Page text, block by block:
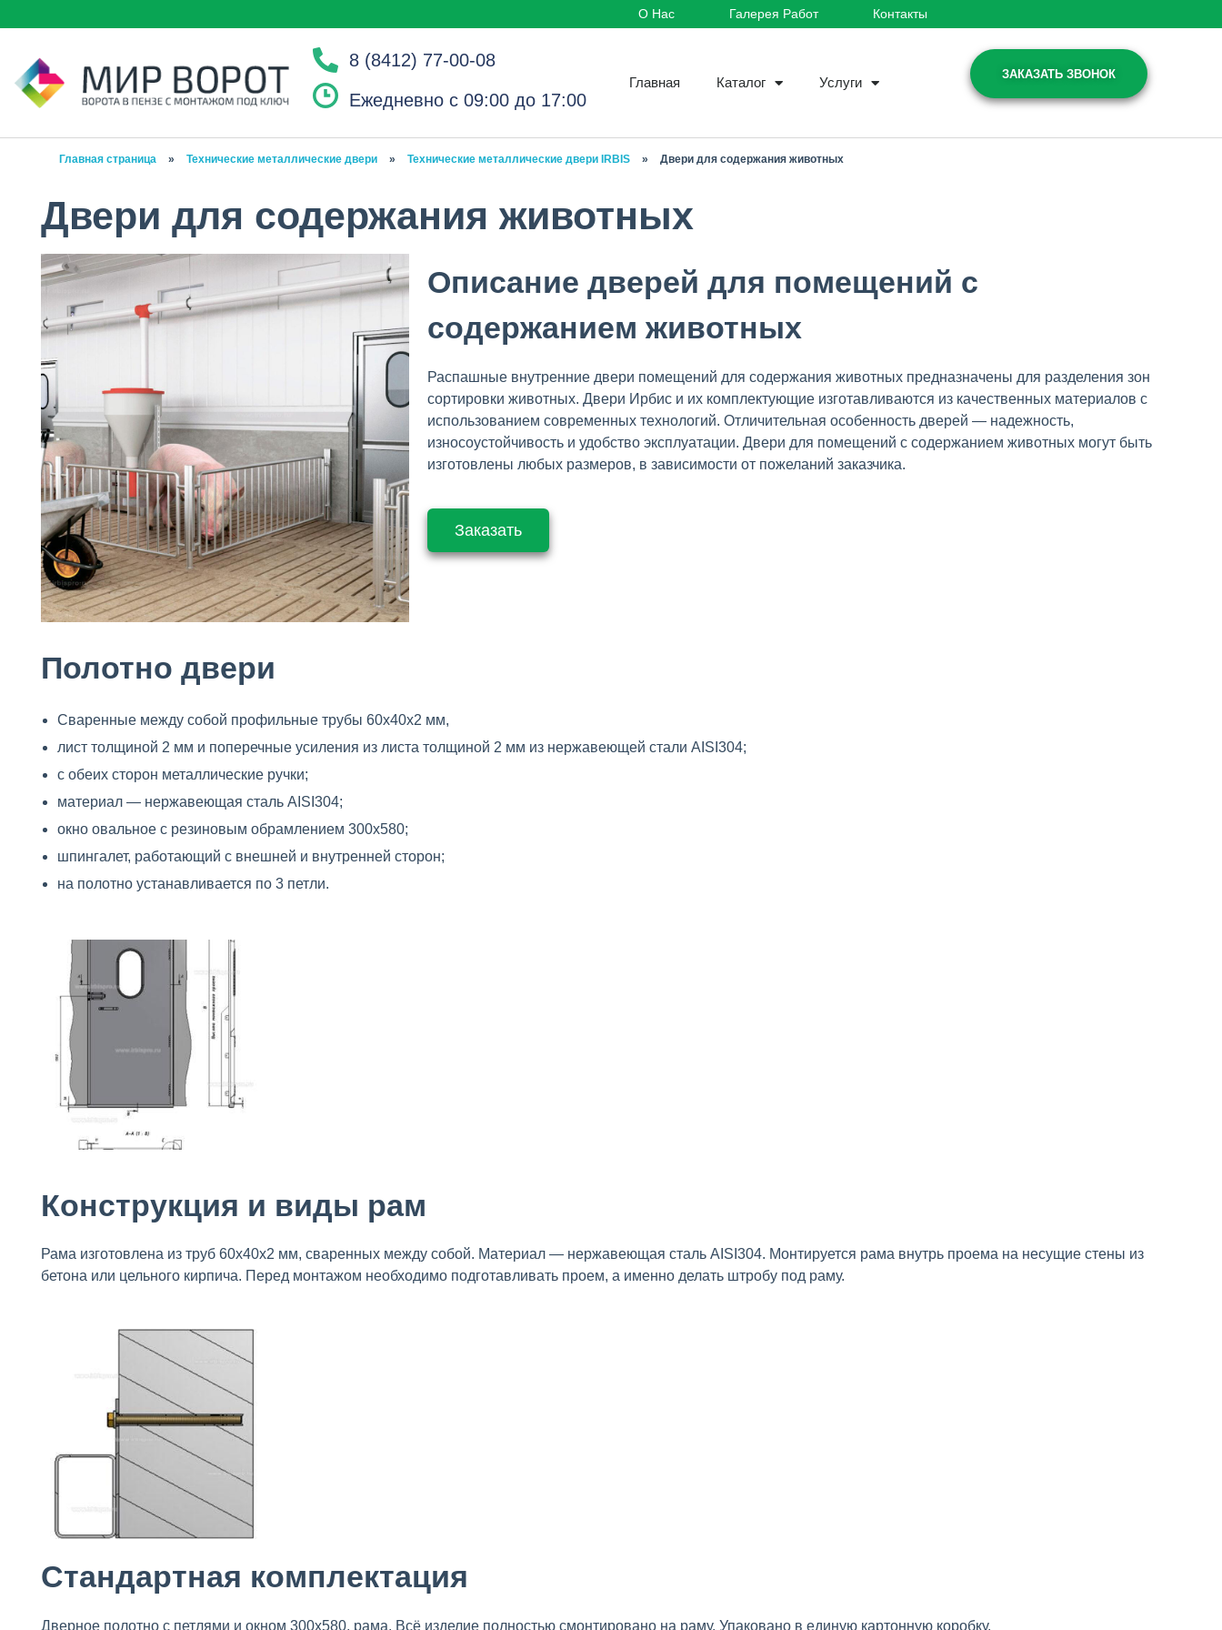
О Нас Галерея Работ Контакты
8 (8412) 77-00-08
Ежедневно с 09:00 до 17:00
Главная Каталог Услуги
ЗАКАЗАТЬ ЗВОНОК
Главная страница » Технические металлические двери » Технические металлические двери IRBIS » Двери для содержания животных
Двери для содержания животных
Описание дверей для помещений с
содержанием животных
Распашные внутренние двери помещений для содержания животных предназначены для разделения зон
сортировки животных. Двери Ирбис и их комплектующие изготавливаются из качественных материалов с
использованием современных технологий. Отличительная особенность дверей — надежность,
износоустойчивость и удобство эксплуатации. Двери для помещений с содержанием животных могут быть
изготовлены любых размеров, в зависимости от пожеланий заказчика.
Заказать
Полотно двери
Сваренные между собой профильные трубы 60х40х2 мм,
лист толщиной 2 мм и поперечные усиления из листа толщиной 2 мм из нержавеющей стали AISI304;
c обеих сторон металлические ручки;
материал — нержавеющая сталь AISI304;
окно овальное с резиновым обрамлением 300х580;
шпингалет, работающий с внешней и внутренней сторон;
на полотно устанавливается по 3 петли.
Конструкция и виды рам
Рама изготовлена из труб 60х40х2 мм, сваренных между собой. Материал — нержавеющая сталь AISI304. Монтируется рама внутрь проема на несущие стены из
бетона или цельного кирпича. Перед монтажом необходимо подготавливать проем, а именно делать штробу под раму.
Стандартная комплектация
Дверное полотно с петлями и окном 300х580, рама. Всё изделие полностью смонтировано на раму. Упаковано в единую картонную коробку.